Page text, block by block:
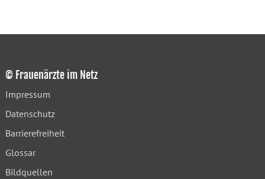
© Frauenärzte im Netz
Impressum
Datenschutz
Barrierefreiheit
Glossar
Bildquellen